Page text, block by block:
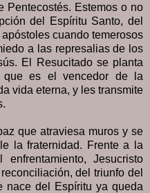
Pentecostés. Estemos o no
del Espíritu Santo, del
cuando temerosos
a las represalias de los
El Resucitado se planta
es el vencedor de la
vida eterna, y les transmite
que atraviesa muros y se
la fraternidad. Frente a la
Jesucristo
del triunfo del
nace del Espíritu ya queda